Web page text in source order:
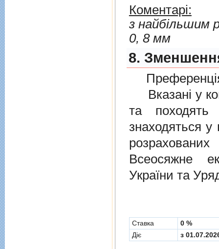
Коментарі:
з найбільшим
0, 8 мм
8.
Вказані у
та походять
знаходяться у
Всеосяжне
України та
Cтавка
0 %
Діє
з